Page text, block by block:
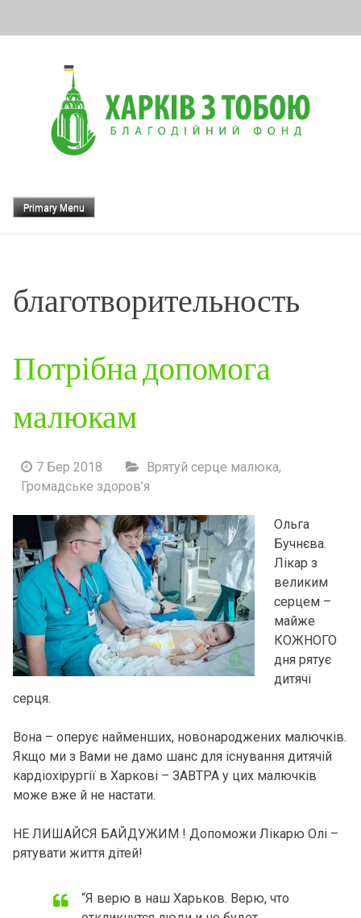
Primary Menu
благотворительность
Потрібна допомога
малюкам
7 Бер 2018 Врятуй серце малюка,
Громадське здоров’я
Ольга
Бучнєва.
Лікар з
великим
серцем –
майже
КОЖНОГО
дня рятує
дитячі
серця.
Вона – оперує найменших, новонароджених малючків.
Якщо ми з Вами не дамо шанс для існування дитячій
кардіохірургії в Харкові – ЗАВТРА у цих малючків
може вже й не настати.
НЕ ЛИШАЙСЯ БАЙДУЖИМ ! Допоможи Лікарю Олі –
рятувати життя дітей!
“Я верю в наш Харьков. Верю, что